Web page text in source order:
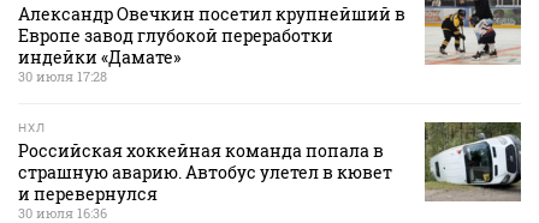
Александр Овечкин посетил крупнейший в
Европе завод глубокой переработки
индейки «Дамате»
30 июля 17:28
НХЛ
Российская хоккейная команда попала в
страшную аварию. Автобус улетел в кювет
и перевернулся
30 июля 16:36